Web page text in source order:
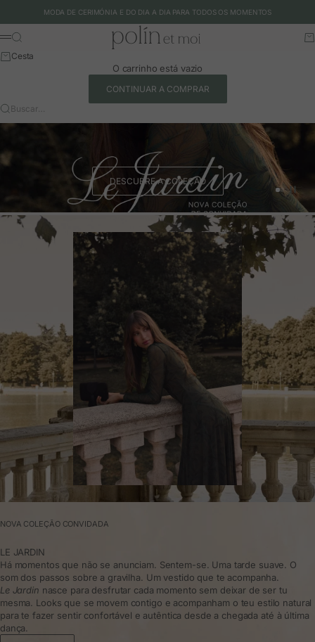
MODA DE CERIMÓNIA E DO DIA A DIA PARA TODOS OS MOMENTOS
Polín et moi - EU
Menu
Buscar
Cesta
O carrinho está vazio
CONTINUAR A COMPRAR
Buscar…
DESCUBRE A COLEÇÃO
Ir para o
Ir para
NOVA COLEÇÃO CONVIDADA
LE JARDIN
Há momentos que não se anunciam. Sentem-se. Uma tarde suave. O
som dos passos sobre a gravilha. Um vestido que te acompanha.
Le Jardin nasce para desfrutar cada momento sem deixar de ser tu
mesma. Looks que se movem contigo e acompanham o teu estilo natural
para te fazer sentir confortável e autêntica desde a chegada até à última
dança.